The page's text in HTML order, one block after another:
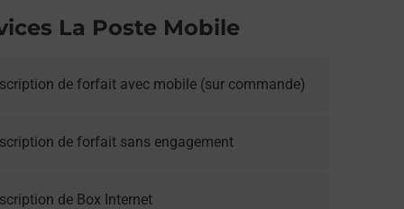
La Poste Mobile
de forfait avec mobile (sur commande)
de forfait sans engagement
de Box Internet